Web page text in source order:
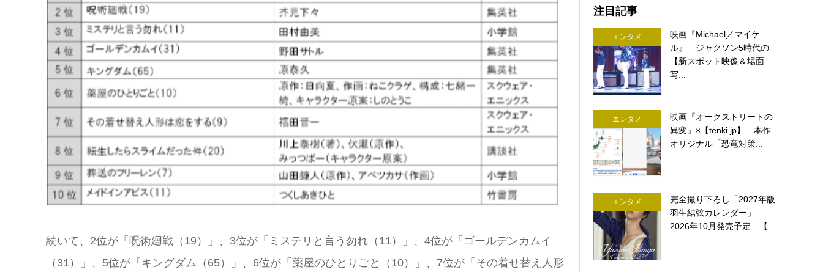
続いて、2位が「呪術廻戦（19）」、3位が「ミステリと言う勿れ（11）」、4位が「ゴールデンカムイ
（31）」、5位が『キングダム（65）」、6位が「薬屋のひとりごと（10）」、7位が「その着せ替え人形
注目記事
エンタメ
映画『Michael／マイケ
ル』 ジャクソン5時代の
【新スポット映像＆場面
写...
エンタメ
映画『オークストリートの
異変』×【tenki.jp】 本作
オリジナル「恐竜対策...
エンタメ
完全撮り下ろし「2027年版
羽生結弦カレンダー」
2026年10月発売予定 【...